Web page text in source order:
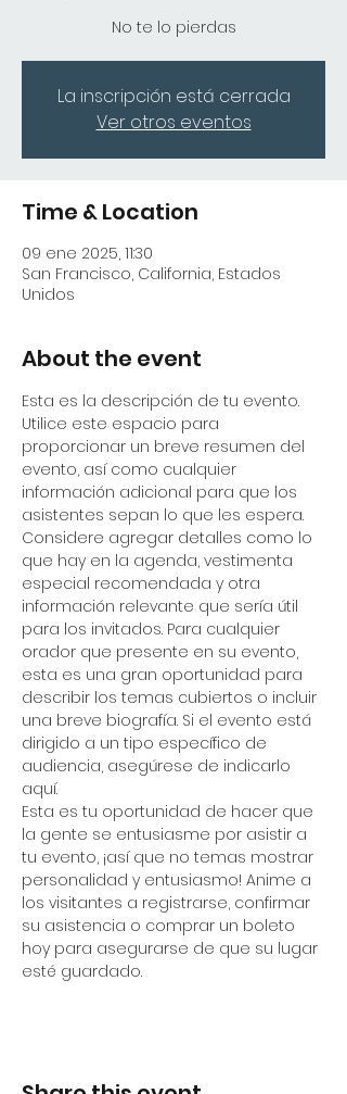
No te lo pierdas
La inscripción está cerrada
Ver otros eventos
Time & Location
09 ene 2025, 11:30
San Francisco, California, Estados
Unidos
About the event
Esta es la descripción de tu evento.
Utilice este espacio para
proporcionar un breve resumen del
evento, así como cualquier
información adicional para que los
asistentes sepan lo que les espera.
Considere agregar detalles como lo
que hay en la agenda, vestimenta
especial recomendada y otra
información relevante que sería útil
para los invitados. Para cualquier
orador que presente en su evento,
esta es una gran oportunidad para
describir los temas cubiertos o incluir
una breve biografía. Si el evento está
dirigido a un tipo específico de
audiencia, asegúrese de indicarlo
aquí.
Esta es tu oportunidad de hacer que
la gente se entusiasme por asistir a
tu evento, ¡así que no temas mostrar
personalidad y entusiasmo! Anime a
los visitantes a registrarse, confirmar
su asistencia o comprar un boleto
hoy para asegurarse de que su lugar
esté guardado.